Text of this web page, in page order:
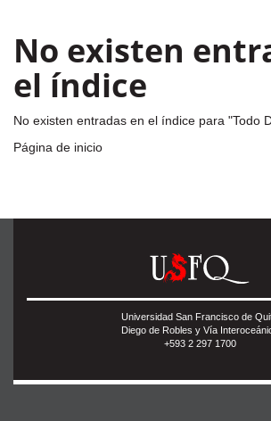
No existen
el índice
No existen entradas en el índice para "Todo
Página de inicio
Universidad San Francisco de
Diego de Robles y Vía
+593 2 297 1700